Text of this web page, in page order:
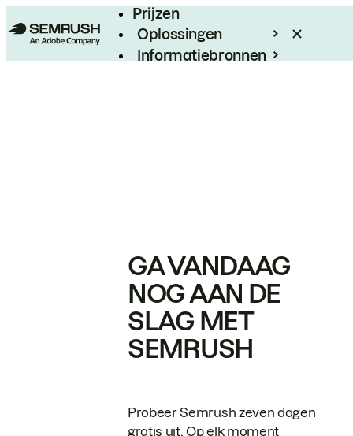
Prijzen
Oplossingen
Informatiebronnen
GA VANDAAG
NOG AAN DE
SLAG MET
SEMRUSH
Probeer Semrush zeven dagen
gratis uit. Op elk moment